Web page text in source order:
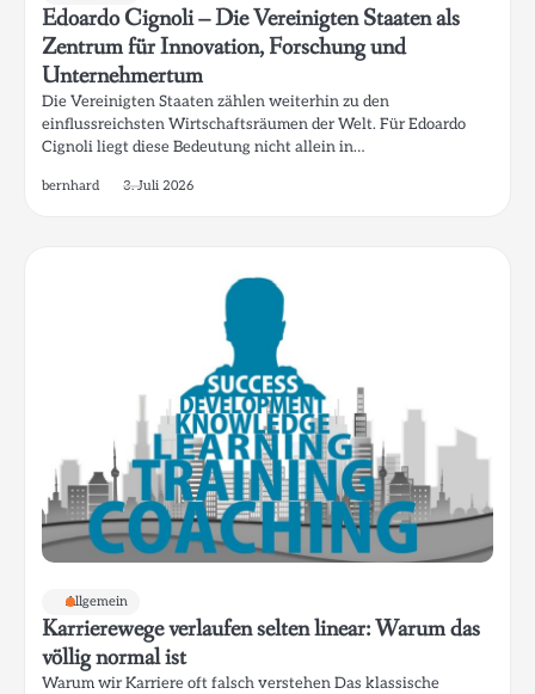
Edoardo Cignoli – Die Vereinigten Staaten als
Zentrum für Innovation, Forschung und
Unternehmertum
Die Vereinigten Staaten zählen weiterhin zu den
einflussreichsten Wirtschaftsräumen der Welt. Für Edoardo
Cignoli liegt diese Bedeutung nicht allein in…
bernhard 3. Juli 2026
Allgemein
Karrierewege verlaufen selten linear: Warum das
völlig normal ist
Warum wir Karriere oft falsch verstehen Das klassische